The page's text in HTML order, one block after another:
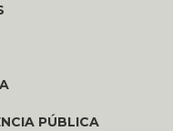
PÚBLICA